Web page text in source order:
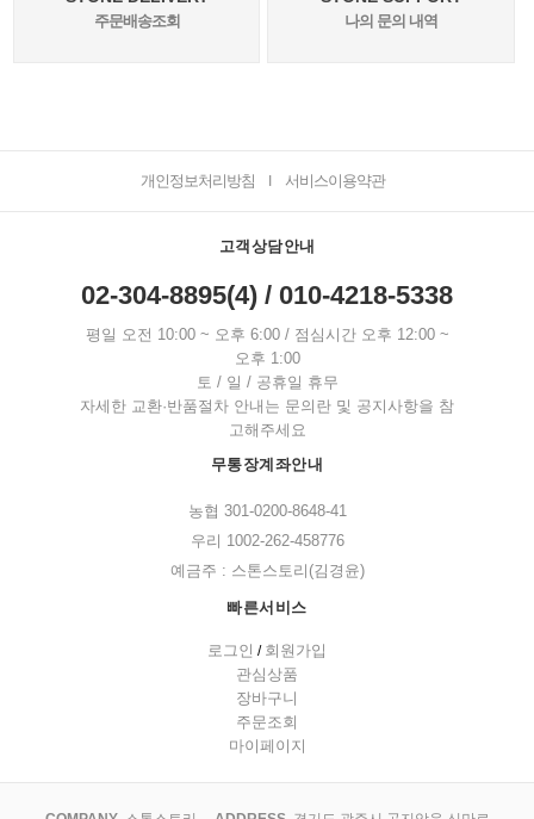
주문배송조회 나의 문의 내역
개인정보처리방침 서비스이용약관
고객상담안내
02-304-8895(4) / 010-4218-5338
평일 오전 10:00 ~ 오후 6:00 / 점심시간 오후 12:00 ~
오후 1:00
토 / 일 / 공휴일 휴무
자세한 교환·반품절차 안내는 문의란 및 공지사항을 참
고해주세요
무통장계좌안내
농협 301-0200-8648-41
우리 1002-262-458776
예금주 : 스톤스토리(김경윤)
빠른서비스
로그인 / 회원가입
관심상품
장바구니
주문조회
마이페이지